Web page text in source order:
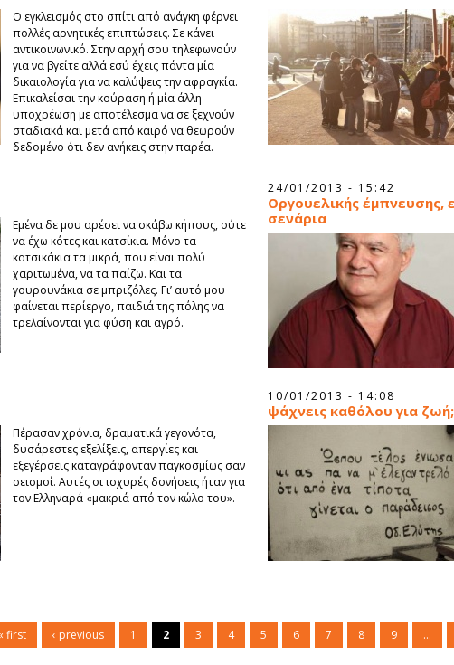
Ο εγκλεισμός στο σπίτι από ανάγκη φέρνει
πολλές αρνητικές επιπτώσεις. Σε κάνει
αντικοινωνικό. Στην αρχή σου τηλεφωνούν
για να βγείτε αλλά εσύ έχεις πάντα μία
δικαιολογία για να καλύψεις την αφραγκία.
Επικαλείσαι την κούραση ή μία άλλη
υποχρέωση με αποτέλεσμα να σε ξεχνούν
σταδιακά και μετά από καιρό να θεωρούν
δεδομένο ότι δεν ανήκεις στην παρέα.
Εμένα δε μου αρέσει να σκάβω κήπους, ούτε
να έχω κότες και κατσίκια. Μόνο τα
κατσικάκια τα μικρά, που είναι πολύ
χαριτωμένα, να τα παίζω. Και τα
γουρουνάκια σε μπριζόλες. Γι’ αυτό μου
φαίνεται περίεργο, παιδιά της πόλης να
τρελαίνονται για φύση και αγρό.
24/01/2013 - 15:42
Οργουελικής έμπνευσης,
σενάρια
Πέρασαν χρόνια, δραματικά γεγονότα,
δυσάρεστες εξελίξεις, απεργίες και
εξεγέρσεις καταγράφονταν παγκοσμίως σαν
σεισμοί. Αυτές οι ισχυρές δονήσεις ήταν για
τον Ελληναρά «μακριά από τον κώλο του».
10/01/2013 - 14:08
ψάχνεις καθόλου για ζωή;
first ‹ previous 1 2 3 4 5 6 7 8 9 …